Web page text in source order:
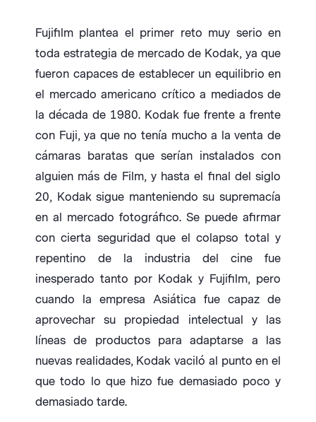
Fujifilm plantea el primer reto muy serio en
toda estrategia de mercado de Kodak, ya que
fueron capaces de establecer un equilibrio en
el mercado americano crítico a mediados de
la década de 1980. Kodak fue frente a frente
con Fuji, ya que no tenía mucho a la venta de
cámaras baratas que serían instalados con
alguien más de Film, y hasta el final del siglo
20, Kodak sigue manteniendo su supremacía
en al mercado fotográfico. Se puede afirmar
con cierta seguridad que el colapso total y
repentino de la industria del cine fue
inesperado tanto por Kodak y Fujifilm, pero
cuando la empresa Asiática fue capaz de
aprovechar su propiedad intelectual y las
líneas de productos para adaptarse a las
nuevas realidades, Kodak vaciló al punto en el
que todo lo que hizo fue demasiado poco y
demasiado tarde.